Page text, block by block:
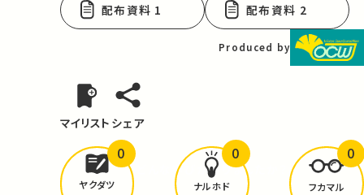
配布資料 1 配布資料 2
Produced by
マイリスト シェア
どんな学びがありましたか？
ヤクダツ
0
ナルホド
0
フカマル
0